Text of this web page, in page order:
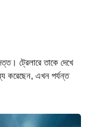
ট্রেলারে তাকে দেখে
করেছেন, এখন পর্যন্ত